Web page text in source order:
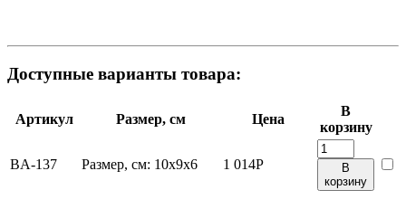
Доступные варианты товара:
Артикул Размер, см Цена
В
корзину
BA-137 Размер, см: 10х9х6 1 014Р
В
корзину